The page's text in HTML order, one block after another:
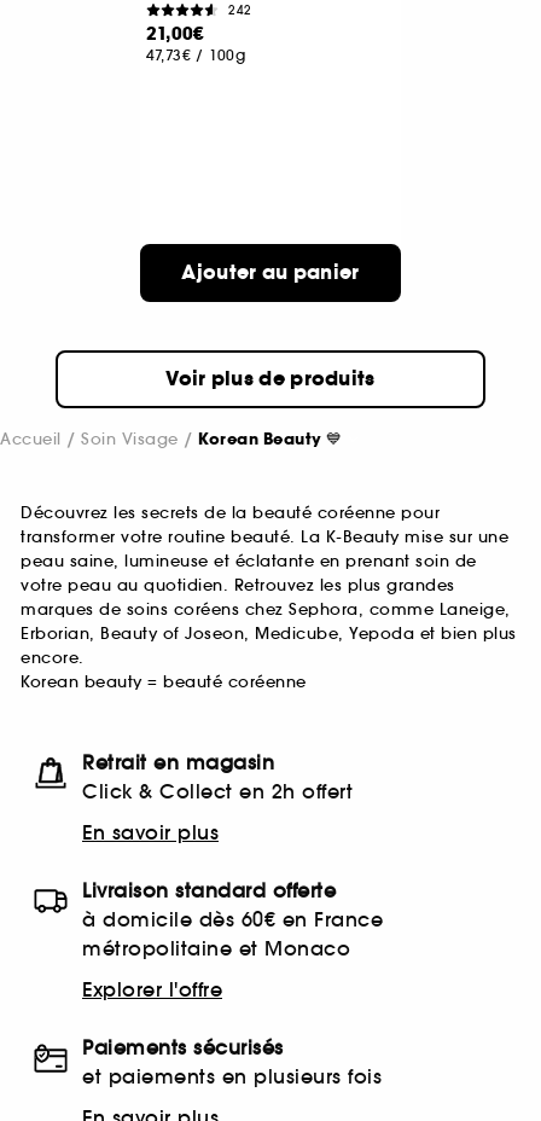
242
21,00€
47,73€ / 100g
Ajouter au panier
Voir plus de produits
Accueil Soin Visage Korean Beauty 💙
Découvrez les secrets de la beauté coréenne pour
transformer votre routine beauté. La K-Beauty mise sur une
peau saine, lumineuse et éclatante en prenant soin de
votre peau au quotidien. Retrouvez les plus grandes
marques de soins coréens chez Sephora, comme Laneige,
Erborian, Beauty of Joseon, Medicube, Yepoda et bien plus
encore.
Korean beauty = beauté coréenne
Retrait en magasin
Click & Collect en 2h offert
En savoir plus
Livraison standard offerte
à domicile dès 60€ en France
métropolitaine et Monaco
Explorer l'offre
Paiements sécurisés
et paiements en plusieurs fois